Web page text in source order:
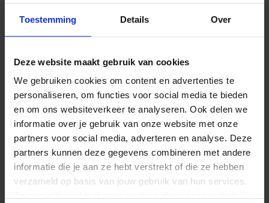
Toestemming Details Over
Deze website maakt gebruik van cookies
We gebruiken cookies om content en advertenties te
personaliseren, om functies voor social media te bieden
en om ons websiteverkeer te analyseren. Ook delen we
informatie over je gebruik van onze website met onze
partners voor social media, adverteren en analyse. Deze
partners kunnen deze gegevens combineren met andere
informatie die je aan ze hebt verstrekt of die ze hebben
verzameld op basis van jouw gebruik van hun services.
Concretiseer jouw doelen met deze MartechTribe post-it:
ÉÉN TOOL VOOR ALLE GEGEVENS?
Eén systeem waarin alle gegevens samen komen, lijkt in de